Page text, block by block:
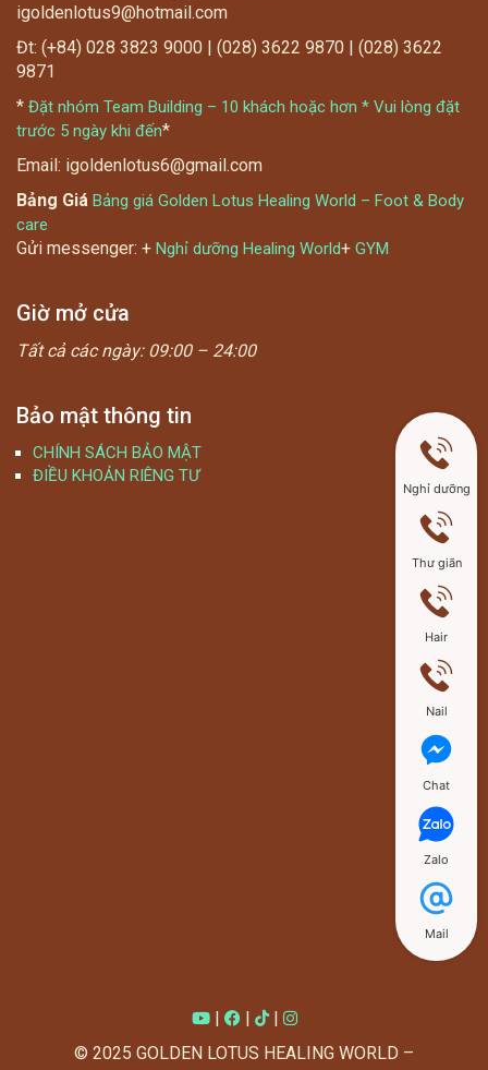
igoldenlotus9@hotmail.com
Đt: (+84) 028 3823 9000 | (028) 3622 9870 | (028) 3622
9871
* Đặt nhóm Team Building – 10 khách hoặc hơn * Vui lòng đặt
trước 5 ngày khi đến*
Email: igoldenlotus6@gmail.com
Bảng Giá Bảng giá Golden Lotus Healing World – Foot & Body
care
Gửi messenger: + Nghỉ dưỡng Healing World+ GYM
Giờ mở cửa
Tất cả các ngày: 09:00 – 24:00
Bảo mật thông tin
CHÍNH SÁCH BẢO MẬT
ĐIỀU KHOẢN RIÊNG TƯ
| |
|
© 2025 GOLDEN LOTUS HEALING WORLD –
Nghỉ dưỡng
Thư giãn
Hair
Nail
Chat
Zalo
Mail